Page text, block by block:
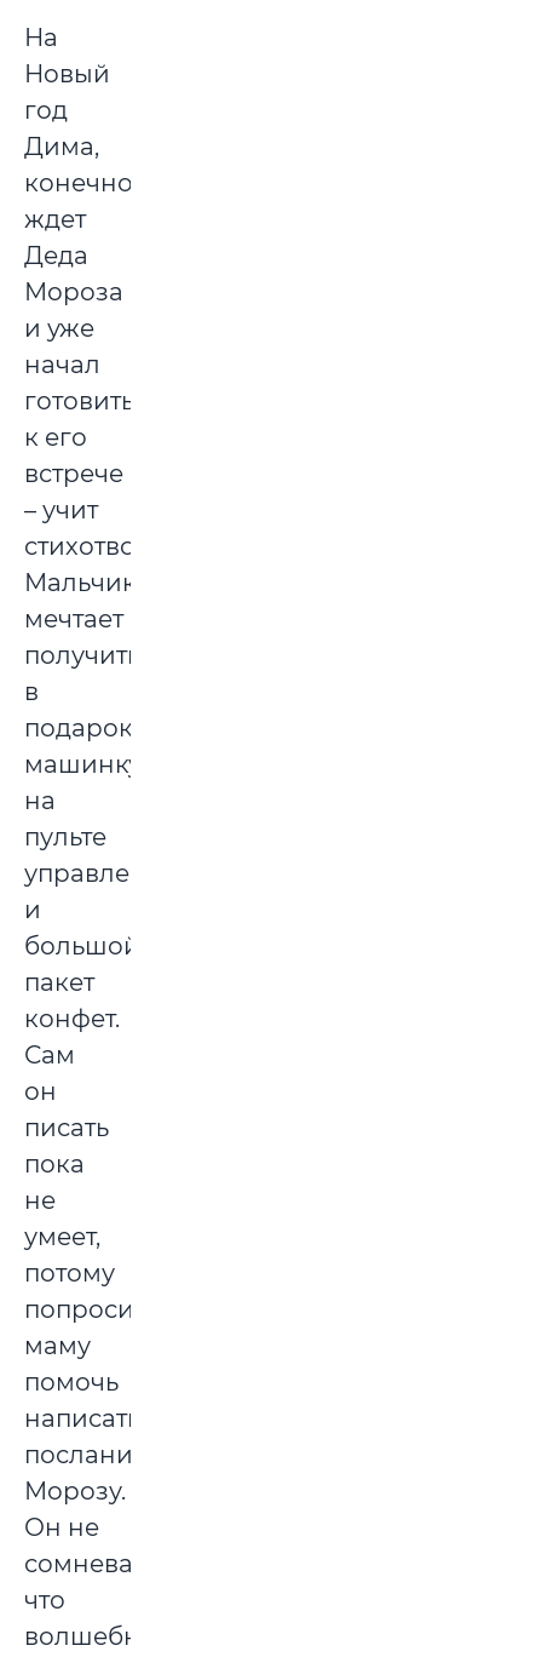
На
Новый
год
Дима,
конечно,
ждет
Деда
Мороза
и уже
начал
готовиться
к его
встрече
– учит
стихотворение.
Мальчик
мечтает
получить
в
подарок
машинку
на
пульте
управления
и
большой
пакет
конфет.
Сам
он
писать
пока
не
умеет,
потому
попросит
маму
помочь
написать
послание
Морозу.
Он не
сомневается,
что
волшебник